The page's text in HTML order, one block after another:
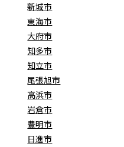
新城市
東海市
大府市
知多市
知立市
尾張旭市
高浜市
岩倉市
豊明市
日進市